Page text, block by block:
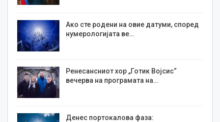
Ако сте родени на овие датуми, според
нумерологијата ве…
Ренесансниот хор „Готик Војсис“
вечерва на програмата на…
Денес портокалова фаза: